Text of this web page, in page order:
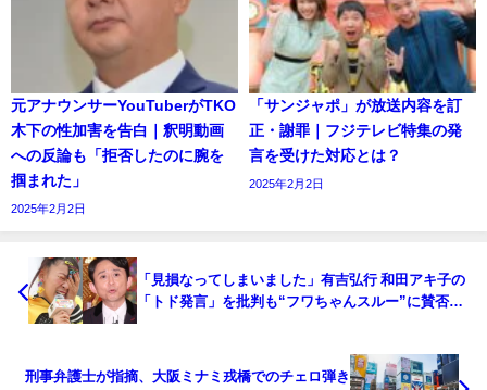
元アナウンサーYouTuberがTKO
木下の性加害を告白｜釈明動画
への反論も「拒否したのに腕を
掴まれた」
2025年2月2日
「サンジャポ」が放送内容を訂
正・謝罪｜フジテレビ特集の発
言を受けた対応とは？
2025年2月2日
「見損なってしまいました」有吉弘行 和田アキ子の
「トド発言」を批判も“フワちゃんスルー”に賛否
刑事弁護士が指摘、大阪ミナミ戎橋でのチェロ弾き